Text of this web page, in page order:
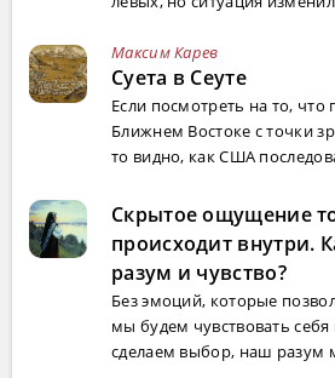
Максим Карев
Суета в Сеуте
Если посмотреть на то, что
Ближнем Востоке с точки
то видно, как США
Скрытое ощущение
происходит внутри.
разум и чувство?
Без эмоций, которые
мы будем чувствовать себя
сделаем выбор, наш разум